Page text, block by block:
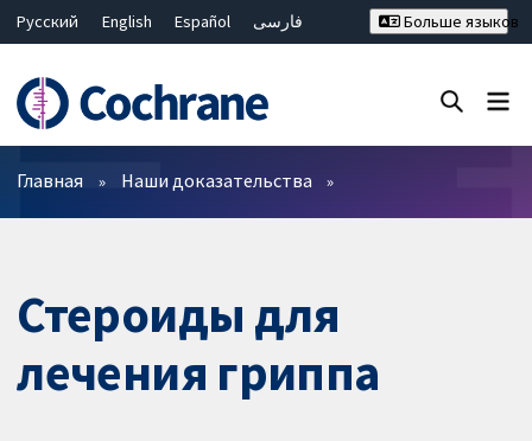
Русский English Español
فارسی
Bahasa Malaysia
ไทย
繁體中文
简体中文
Больше языков
Фильтры
Главная Наши доказательства
Стероиды для
лечения гриппа